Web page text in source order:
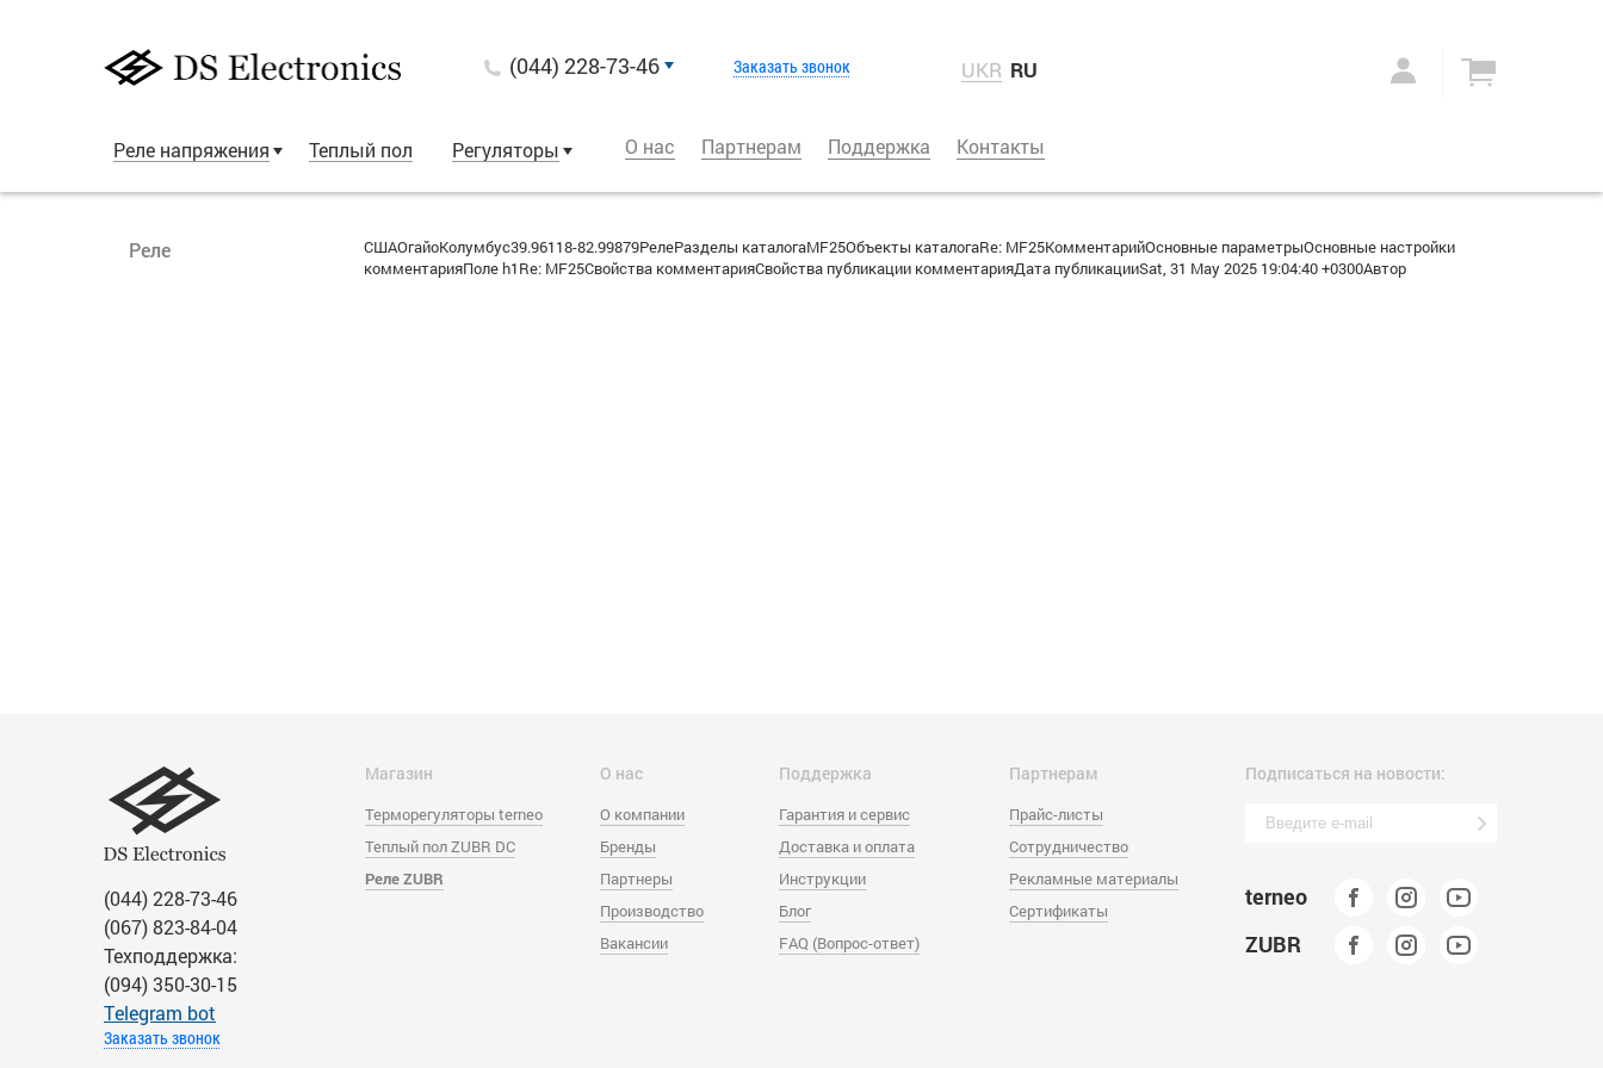
(044) 228-73-46 Заказать звонок UKR RU
Реле напряжения Теплый пол Регуляторы О нас Партнерам Поддержка Контакты
Реле
СШАОгайоКолумбус39.96118-82.99879РелеРазделы каталогаMF25Объекты каталогаRe: MF25КомментарийОсновные параметрыОсновные настройки
комментарияПоле h1Re: MF25Свойства комментарияСвойства публикации комментарияДата публикацииSat, 31 May 2025 19:04:40 +0300Автор
(044) 228-73-46
(067) 823-84-04
Техподдержка:
(094) 350-30-15
Тelegram bot
Заказать звонок
Магазин
Терморегуляторы terneo
Теплый пол ZUBR DC
Реле ZUBR
О нас
О компании
Бренды
Партнеры
Производство
Вакансии
Поддержка
Гарантия и сервис
Доставка и оплата
Инструкции
Блог
FAQ (Вопрос-ответ)
Партнерам
Прайс-листы
Сотрудничество
Рекламные материалы
Сертификаты
Подписаться на новости:
terneo
ZUBR